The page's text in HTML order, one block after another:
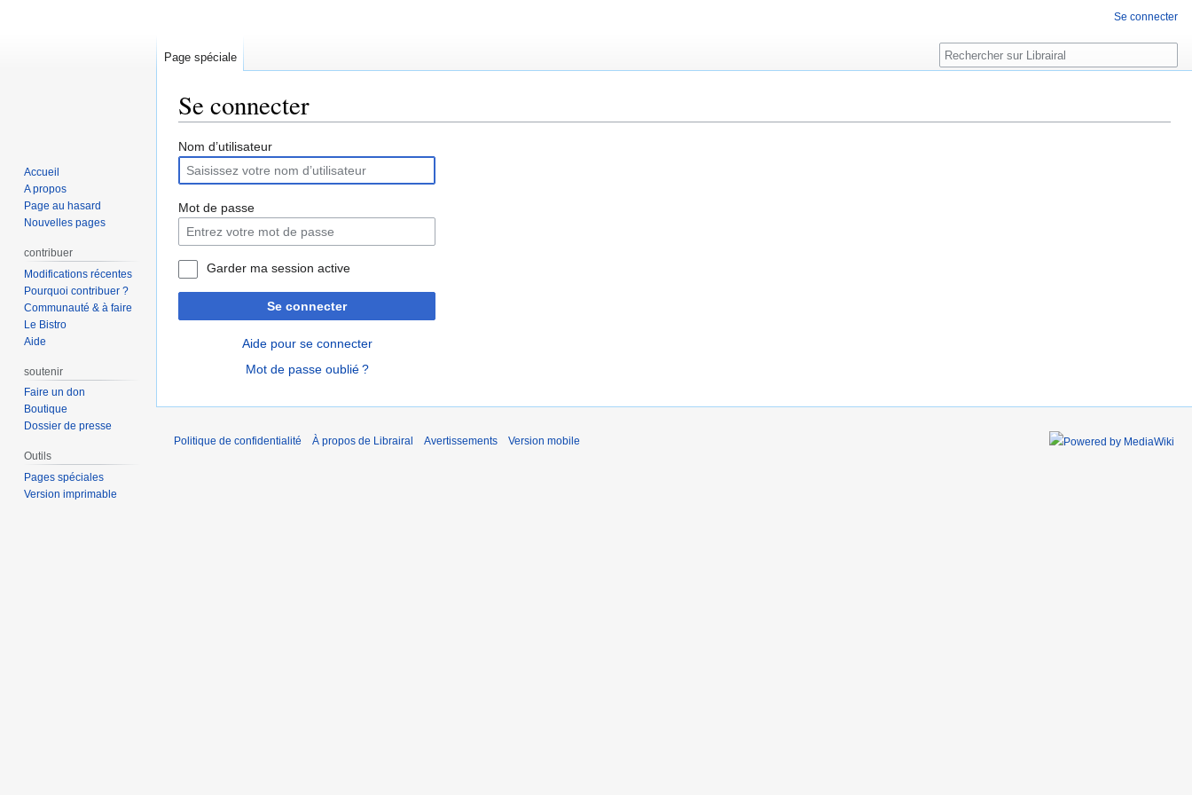
Se connecter
Aller
la
navigation
Aller
la
recherche
Nom d’utilisateur
Mot de passe
Garder ma session active
Se connecter
Aide pour se connecter
Mot de passe oublié ?
Se connecter
Page spéciale Rechercher
Accueil
A propos
Page au hasard
Nouvelles pages
contribuer
Modifications récentes
Pourquoi contribuer ?
Communauté & à faire
Le Bistro
Aide
soutenir
Faire un don
Boutique
Dossier de presse
Outils
Pages spéciales
Version imprimable
Politique de confidentialité À propos de Librairal Avertissements Version mobile